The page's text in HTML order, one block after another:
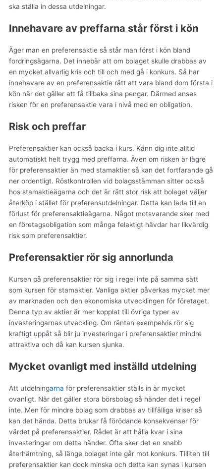
ska ställa in dessa utdelningar.
Innehavare av preffarna står först i kön
Äger man en preferensaktie så står man först i kön bland
fordringsägarna. Det innebär att om bolaget skulle drabbas av
en mycket allvarlig kris och till och med gå i konkurs. Så har
innehavare av en preferensaktie rätt att vara bland dom första i
kön när det gäller att få tillbaka sina pengar. Därmed anses
risken för en preferensaktie vara i nivå med en obligation.
Risk och preffar
Preferensaktier kan också backa i kurs. Känn dig inte alltid
automatiskt helt trygg med preffarna. Även om risken är lägre
för preferensaktier än med stamaktier så kan det fortfarande gå
ner ordentligt. Röstkontrollen vid bolagsstämman sitter också
hos stamaktieägarna och det är rätt stor risk att bolaget väljer
återköp i stället för preferensutdelningar. Detta kan leda till en
förlust för preferensaktieägarna. Något motsvarande sker med
en företagsobligation som många felaktigt hävdar har likvärdig
risk som preferensaktier.
Preferensaktier rör sig annorlunda
Kursen på preferensaktier rör sig i regel inte på samma sätt
som kursen för stamaktier. Vanliga aktier påverkas mycket mer
av marknaden och den ekonomiska utvecklingen för företaget.
Denna typ av aktier är mer kopplat till övriga typer av
investeringarnas utveckling. Om räntan exempelvis rör sig
kraftigt uppåt så blir ju investeringar i preferensaktier mindre
attraktiva och då kan kursen sjunka.
Mycket ovanligt med inställd utdelning
Att utdelningarna för preferensaktier ställs in är mycket
ovanligt. När det gäller stora börsbolag så händer det i regel
inte. Men för mindre bolag som drabbas av tillfälliga kriser så
kan det hända. Detta brukar få förödande konsekvenser för
värdet på preferensaktier. Rådet är att hålla kvar i sina
investeringar om detta händer. Ofta sker det en snabb
återhämtning, så länge bolaget inte går mot konkurs. Tilliten till
preferensaktier kan dock minska och detta kan synas i kursen